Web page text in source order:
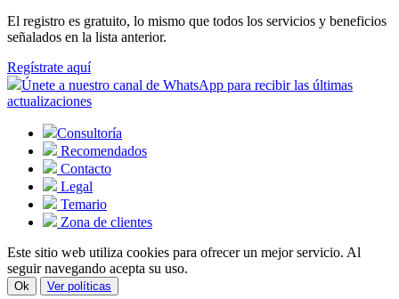
El registro es gratuito, lo mismo que todos los servicios y beneficios
señalados en la lista anterior.
Regístrate aquí
Únete a nuestro canal de WhatsApp para recibir las últimas
actualizaciones
Consultoría
Recomendados
Contacto
Legal
Temario
Zona de clientes
Este sitio web utiliza cookies para ofrecer un mejor servicio. Al
seguir navegando acepta su uso.
Ok Ver políticas